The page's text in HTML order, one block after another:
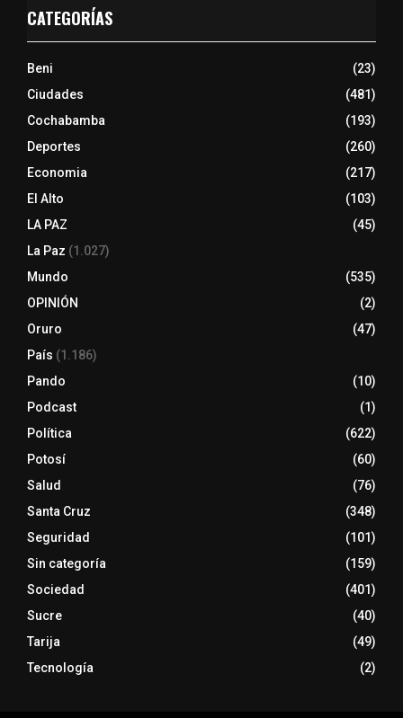
CATEGORÍAS
Beni
(23)
Ciudades
(481)
Cochabamba
(193)
Deportes
(260)
Economia
(217)
El Alto
(103)
LA PAZ
(45)
La Paz (1.027)
Mundo
(535)
OPINIÓN
(2)
Oruro
(47)
País (1.186)
Pando
(10)
Podcast
(1)
Política
(622)
Potosí
(60)
Salud
(76)
Santa Cruz
(348)
Seguridad
(101)
Sin categoría
(159)
Sociedad
(401)
Sucre
(40)
Tarija
(49)
Tecnología
(2)